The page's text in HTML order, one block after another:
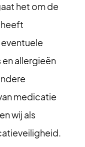
het om de
heeft
allergieën
medicatie
wij als